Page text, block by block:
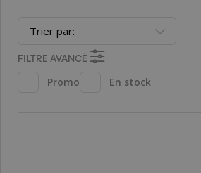
Trier par:
FILTRE AVANCÉ
Promo
En stock